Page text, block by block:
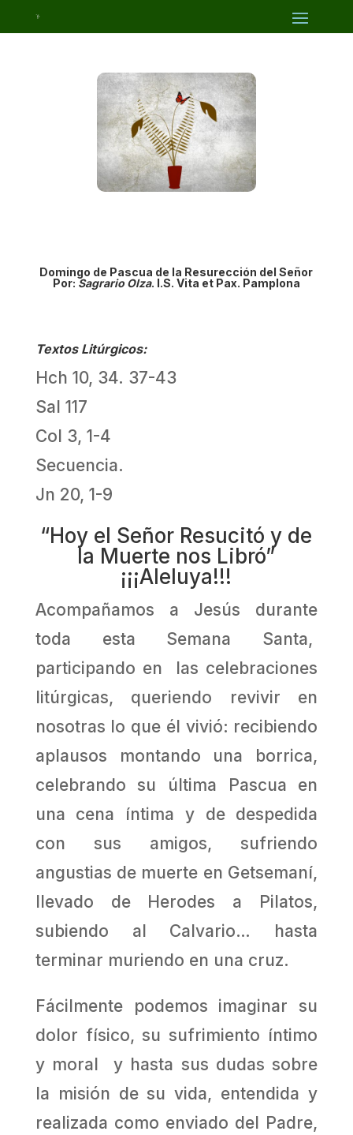
Domingo de Pascua de la Resurección del Señor
Por: Sagrario Olza. I.S. Vita et Pax. Pamplona
Textos Litúrgicos:
Hch 10, 34. 37-43
Sal 117
Col 3, 1-4
Secuencia.
Jn 20, 1-9
“Hoy el Señor Resucitó y de
la Muerte nos Libró”
¡¡¡Aleluya!!!
Acompañamos a Jesús durante
toda esta Semana Santa,
participando en las celebraciones
litúrgicas, queriendo revivir en
nosotras lo que él vivió: recibiendo
aplausos montando una borrica,
celebrando su última Pascua en
una cena íntima y de despedida
con sus amigos, sufriendo
angustias de muerte en Getsemaní,
llevado de Herodes a Pilatos,
subiendo al Calvario… hasta
terminar muriendo en una cruz.
Fácilmente podemos imaginar su
dolor físico, su sufrimiento íntimo
y moral y hasta sus dudas sobre
la misión de su vida, entendida y
realizada como enviado del Padre,